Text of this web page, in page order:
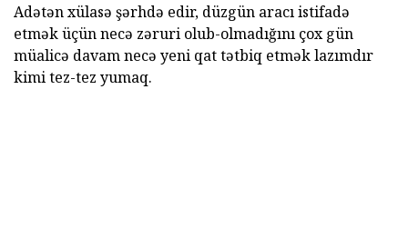
Adətən xülasə şərhdə edir, düzgün aracı istifadə
etmək üçün necə zəruri olub-olmadığını çox gün
müalicə davam necə yeni qat tətbiq etmək lazımdır
kimi tez-tez yumaq.